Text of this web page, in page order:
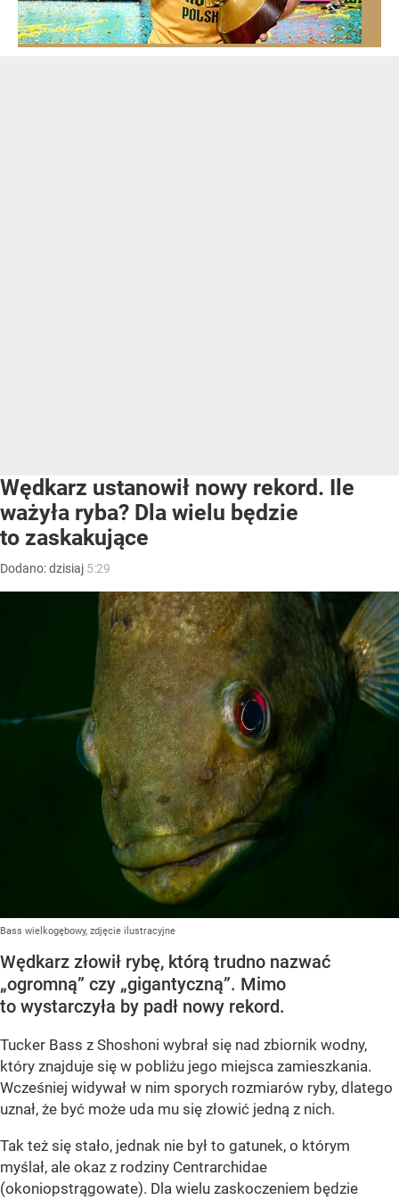
Wędkarz ustanowił nowy rekord. Ile
ważyła ryba? Dla wielu będzie
to zaskakujące
Dodano:dzisiaj 5:29
Bass wielkogębowy, zdjęcie ilustracyjne
Wędkarz złowił rybę, którą trudno nazwać
„ogromną” czy „gigantyczną”. Mimo
to wystarczyła by padł nowy rekord.
Tucker Bass z Shoshoni wybrał się nad zbiornik wodny,
który znajduje się w pobliżu jego miejsca zamieszkania.
Wcześniej widywał w nim sporych rozmiarów ryby, dlatego
uznał, że być może uda mu się złowić jedną z nich.
Tak też się stało, jednak nie był to gatunek, o którym
myślał, ale okaz z rodziny Centrarchidae
(okoniopstrągowate). Dla wielu zaskoczeniem będzie